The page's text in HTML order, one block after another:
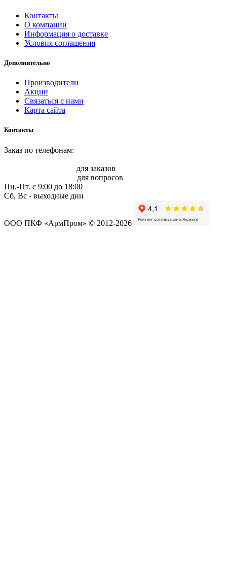
Контакты
О компании
Информация о доставке
Условия соглашения
Дополнительно
Производители
Акции
Связаться с нами
Карта сайта
Контакты
Заказ по телефонам:
для заказов
для вопросов
Пн.-Пт. c 9:00 до 18:00
Сб, Вс - выходные дни
ООО ПКФ «АрмПром» © 2012-2026